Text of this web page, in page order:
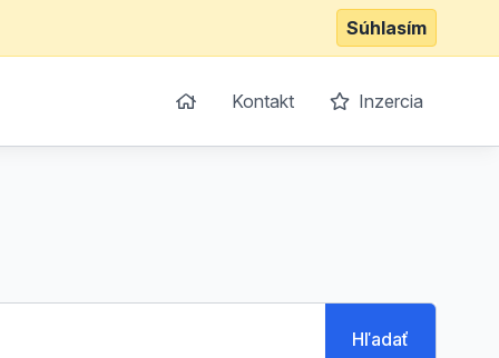
Súhlasím
Kontakt Inzercia
Hľadať